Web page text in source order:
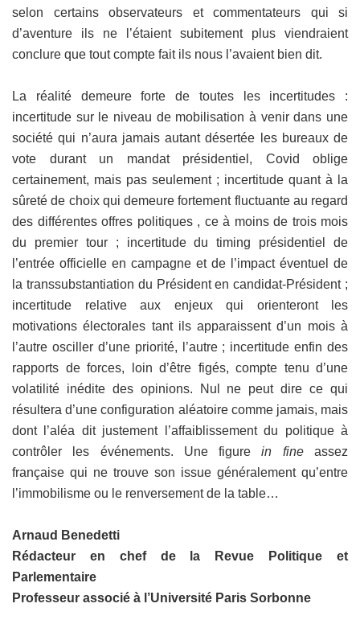
selon certains observateurs et commentateurs qui si
d’aventure ils ne l’étaient subitement plus viendraient
conclure que tout compte fait ils nous l’avaient bien dit.
La réalité demeure forte de toutes les incertitudes :
incertitude sur le niveau de mobilisation à venir dans une
société qui n’aura jamais autant désertée les bureaux de
vote durant un mandat présidentiel, Covid oblige
certainement, mais pas seulement ; incertitude quant à la
sûreté de choix qui demeure fortement fluctuante au regard
des différentes offres politiques , ce à moins de trois mois
du premier tour ; incertitude du timing présidentiel de
l’entrée officielle en campagne et de l’impact éventuel de
la transsubstantiation du Président en candidat-Président ;
incertitude relative aux enjeux qui orienteront les
motivations électorales tant ils apparaissent d’un mois à
l’autre osciller d’une priorité, l’autre ; incertitude enfin des
rapports de forces, loin d’être figés, compte tenu d’une
volatilité inédite des opinions. Nul ne peut dire ce qui
résultera d’une configuration aléatoire comme jamais, mais
dont l’aléa dit justement l’affaiblissement du politique à
contrôler les événements. Une figurein fineassez
française qui ne trouve son issue généralement qu’entre
l’immobilisme ou le renversement de la table…
Arnaud Benedetti
Rédacteur en chef de la Revue Politique et
Parlementaire
Professeur associé à l’Université Paris Sorbonne